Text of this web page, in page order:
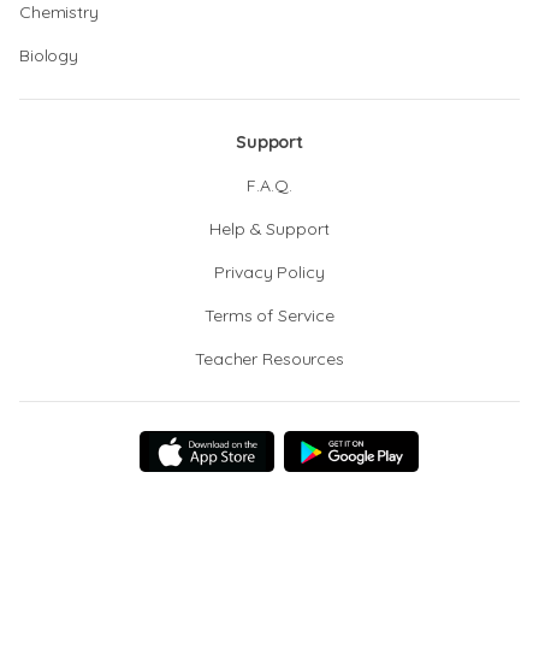
Chemistry
Biology
Support
F.A.Q.
Help & Support
Privacy Policy
Terms of Service
Teacher Resources